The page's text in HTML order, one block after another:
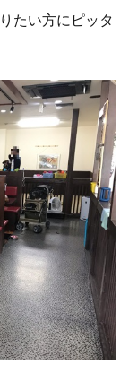
たい方にピッタ